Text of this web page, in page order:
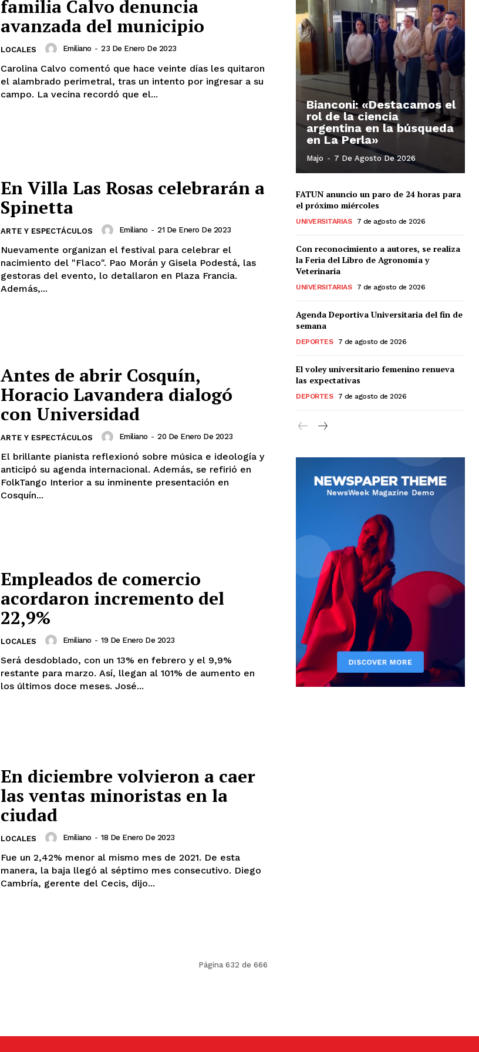
familia Calvo denuncia
avanzada del municipio
LOCALES Emiliano - 23 De Enero De 2023
Carolina Calvo comentó que hace veinte días les quitaron
el alambrado perimetral, tras un intento por ingresar a su
campo. La vecina recordó que el...
En Villa Las Rosas celebrarán a
Spinetta
ARTE Y ESPECTÁCULOS Emiliano - 21 De Enero De 2023
Nuevamente organizan el festival para celebrar el
nacimiento del "Flaco". Pao Morán y Gisela Podestá, las
gestoras del evento, lo detallaron en Plaza Francia.
Además,...
Antes de abrir Cosquín,
Horacio Lavandera dialogó
con Universidad
ARTE Y ESPECTÁCULOS Emiliano - 20 De Enero De 2023
El brillante pianista reflexionó sobre música e ideología y
anticipó su agenda internacional. Además, se refirió en
FolkTango Interior a su inminente presentación en
Cosquín...
Empleados de comercio
acordaron incremento del
22,9%
LOCALES Emiliano - 19 De Enero De 2023
Será desdoblado, con un 13% en febrero y el 9,9%
restante para marzo. Así, llegan al 101% de aumento en
los últimos doce meses. José...
En diciembre volvieron a caer
las ventas minoristas en la
ciudad
LOCALES Emiliano - 18 De Enero De 2023
Fue un 2,42% menor al mismo mes de 2021. De esta
manera, la baja llegó al séptimo mes consecutivo. Diego
Cambría, gerente del Cecis, dijo...
Página 632 de 666
Bianconi: «Destacamos el
rol de la ciencia
argentina en la búsqueda
en La Perla»
Majo - 7 De Agosto De 2026
FATUN anuncio un paro de 24 horas para
el próximo miércoles
UNIVERSITARIAS 7 de agosto de 2026
Con reconocimiento a autores, se realiza
la Feria del Libro de Agronomía y
Veterinaria
UNIVERSITARIAS 7 de agosto de 2026
Agenda Deportiva Universitaria del fin de
semana
DEPORTES 7 de agosto de 2026
El voley universitario femenino renueva
las expectativas
DEPORTES 7 de agosto de 2026